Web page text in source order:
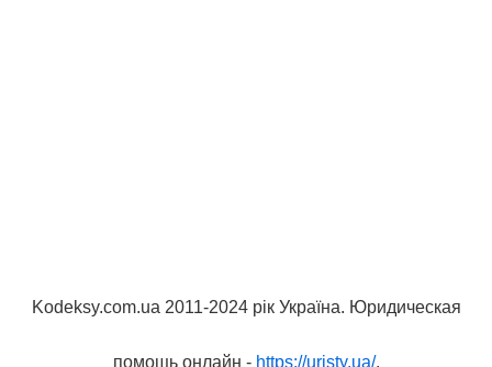
Kodeksy.com.ua 2011-2024 рік Україна. Юридическая
помощь онлайн - https://uristy.ua/.